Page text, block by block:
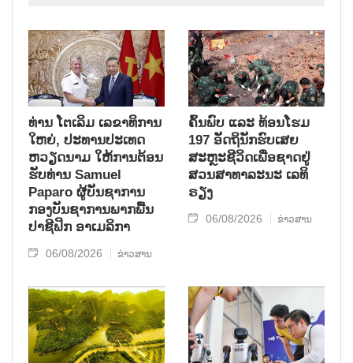
ທ່ານ ໂຕ​ເລິມ ເລ​ຂາ​ທິ​ການ​
ໃຫຍ່, ປະ​ທານ​ປະ​ເທດ ​
ຫວຽດ​ນາມ ໃຫ້​ການ​ຕ້ອນ​
ຮັບ​ທ່ານ Samuel
Paparo ຜູ້​ບັນ​ຊາ​ການ
ກອງ​ບັນ​ຊາ​ການພາກ​ພື້ນ​
ປາ​ຊີ​ຟິກ ອາ​ເມ​ລິ​ກາ
06/08/2026 ຂ່າວສານ
ຄົ້ນ​ພົບ ແລະ ທ້ອນ​ໂຮມ
197 ອັດ​ຖິ​ນັກ​ຮົບ​ເສຍ​
ສະຫຼະ​ຊີ​ວິດ​ເພື່ອ​ຊາດ​ຢູ່​
ສວນ​ສາ​ທາ​ລະ​ນະ ເລ​ທິ​
ຣຽງ
06/08/2026 ຂ່າວສານ